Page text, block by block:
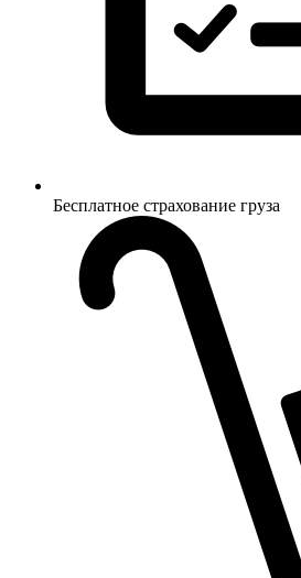
Бесплатное страхование груза